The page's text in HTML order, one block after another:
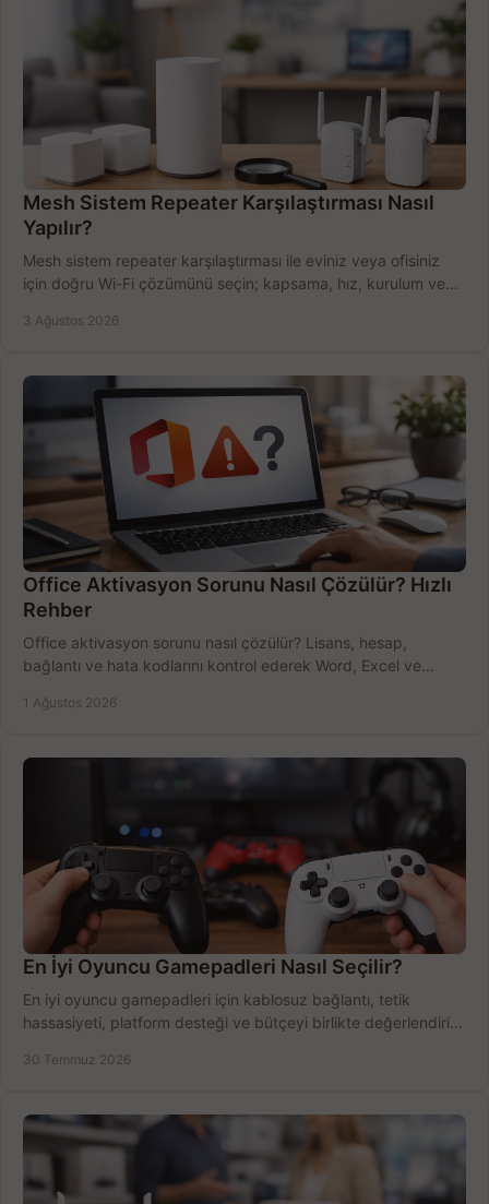
Mesh Sistem Repeater Karşılaştırması Nasıl
Yapılır?
Mesh sistem repeater karşılaştırması ile eviniz veya ofisiniz
için doğru Wi-Fi çözümünü seçin; kapsama, hız, kurulum ve
3 Ağustos 2026
Office Aktivasyon Sorunu Nasıl Çözülür? Hızlı
Rehber
Office aktivasyon sorunu nasıl çözülür? Lisans, hesap,
bağlantı ve hata kodlarını kontrol ederek Word, Excel ve
1 Ağustos 2026
En İyi Oyuncu Gamepadleri Nasıl Seçilir?
En iyi oyuncu gamepadleri için kablosuz bağlantı, tetik
hassasiyeti, platform desteği ve bütçeyi birlikte değerlendirin;
30 Temmuz 2026